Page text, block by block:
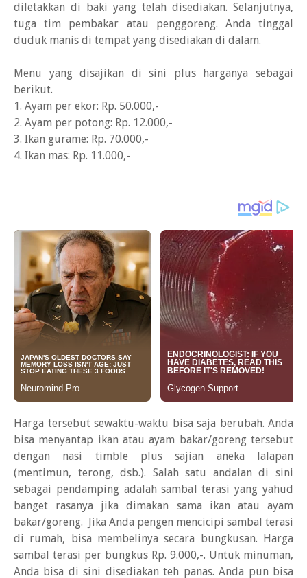
diletakkan di baki yang telah disediakan. Selanjutnya,
tuga tim pembakar atau penggoreng. Anda tinggal
duduk manis di tempat yang disediakan di dalam.
Menu yang disajikan di sini plus harganya sebagai
berikut.
1. Ayam per ekor: Rp. 50.000,-
2. Ayam per potong: Rp. 12.000,-
3. Ikan gurame: Rp. 70.000,-
4. Ikan mas: Rp. 11.000,-
Harga tersebut sewaktu-waktu bisa saja berubah. Anda
bisa menyantap ikan atau ayam bakar/goreng tersebut
dengan nasi timble plus sajian aneka lalapan
(mentimun, terong, dsb.). Salah satu andalan di sini
sebagai pendamping adalah sambal terasi yang yahud
banget rasanya jika dimakan sama ikan atau ayam
bakar/goreng. Jika Anda pengen mencicipi sambal terasi
di rumah, bisa membelinya secara bungkusan. Harga
sambal terasi per bungkus Rp. 9.000,-. Untuk minuman,
Anda bisa di sini disediakan teh panas. Anda pun bisa